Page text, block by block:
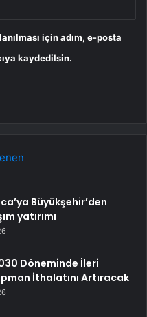
için adım, e-posta
kaydedilsin.
Büyükşehir’den
yatırımı
Döneminde İleri
İthalatını Artıracak